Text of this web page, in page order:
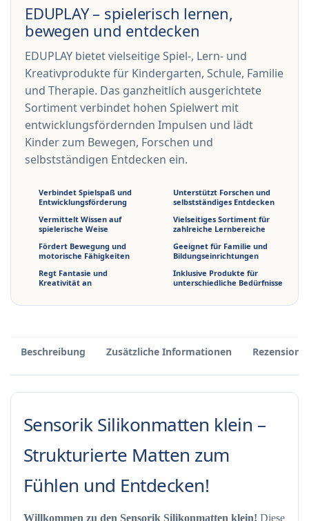
EDUPLAY – spielerisch lernen,
bewegen und entdecken
EDUPLAY bietet vielseitige Spiel-, Lern- und
Kreativprodukte für Kindergarten, Schule, Familie
und Therapie. Das ganzheitlich ausgerichtete
Sortiment verbindet hohen Spielwert mit
entwicklungsfördernden Impulsen und lädt
Kinder zum Bewegen, Forschen und
selbstständigen Entdecken ein.
Verbindet Spielspaß und
Entwicklungsförderung
Vermittelt Wissen auf
spielerische Weise
Fördert Bewegung und
motorische Fähigkeiten
Regt Fantasie und
Kreativität an
Unterstützt Forschen und
selbstständiges Entdecken
Vielseitiges Sortiment für
zahlreiche Lernbereiche
Geeignet für Familie und
Bildungseinrichtungen
Inklusive Produkte für
unterschiedliche Bedürfnisse
Beschreibung Zusätzliche Informationen
Sensorik Silikonmatten klein –
Strukturierte Matten zum
Fühlen und Entdecken!
Willkommen zu den Sensorik Silikonmatten klein! Diese